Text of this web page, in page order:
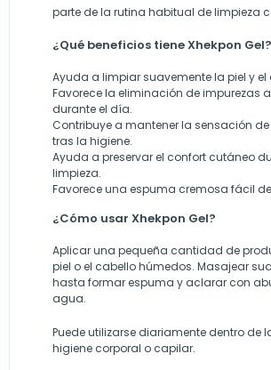
parte de la rutina habitual de limpieza
¿Qué beneficios tiene Xhekpon Gel?
Ayuda a limpiar suavemente la piel y el
Favorece la eliminación de impurezas
durante el día.
Contribuye a mantener la sensación
tras la higiene.
Ayuda a preservar el confort cutáneo
limpieza.
Favorece una espuma cremosa fácil
¿Cómo usar Xhekpon Gel?
Aplicar una pequeña cantidad de
piel o el cabello húmedos. Masajear
hasta formar espuma y aclarar con
agua.
Puede utilizarse diariamente dentro de
higiene corporal o capilar.